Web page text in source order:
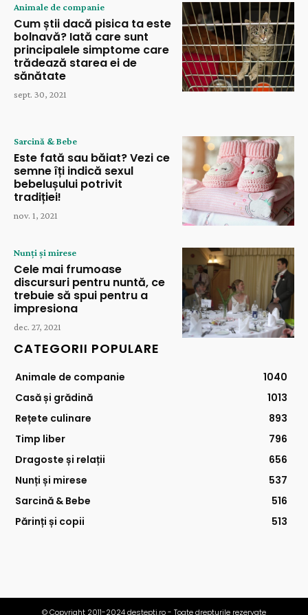
Animale de companie
Cum știi dacă pisica ta este
bolnavă? Iată care sunt
principalele simptome care
trădează starea ei de
sănătate
sept. 30, 2021
Sarcină & Bebe
Este fată sau băiat? Vezi ce
semne îți indică sexul
bebelușului potrivit
tradiției!
nov. 1, 2021
Nunți și mirese
Cele mai frumoase
discursuri pentru nuntă, ce
trebuie să spui pentru a
impresiona
dec. 27, 2021
CATEGORII POPULARE
Animale de companie
1040
Casă și grădină
1013
Rețete culinare
893
Timp liber
796
Dragoste și relații
656
Nunți și mirese
537
Sarcină & Bebe
516
Părinți și copii
513
© Copyright 2011-2024 destepti.ro - Toate drepturile rezervate